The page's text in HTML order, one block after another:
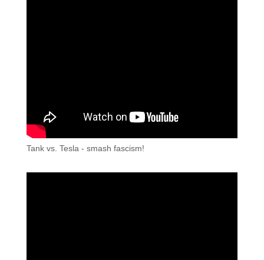
Tank vs. Tesla - smash fascism!